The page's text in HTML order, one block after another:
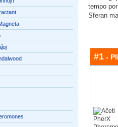
tempo
Sferan
#1 -